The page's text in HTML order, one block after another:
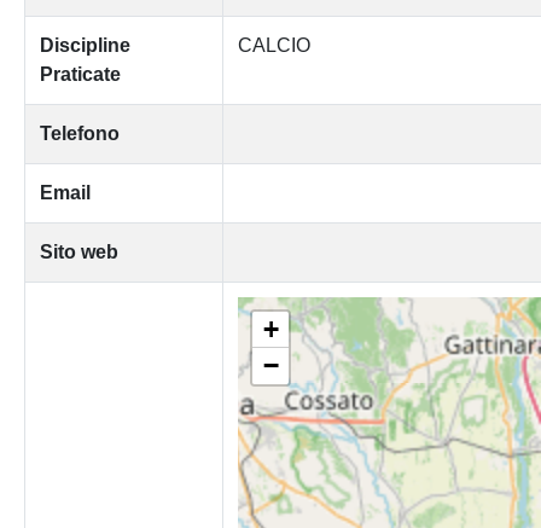
Discipline
Praticate
CALCIO
Telefono
Email
Sito web
+
−